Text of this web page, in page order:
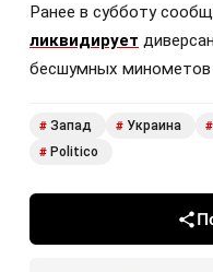
Ранее в субботу
ликвидирует
бесшумных минометов
# Запад # Украина #
# Politico